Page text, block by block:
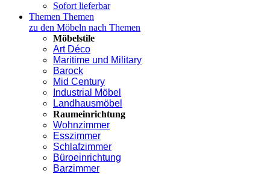
Sofort lieferbar
Themen Themen
zu den Möbeln nach Themen
Möbelstile
Art Déco
Maritime und Military
Barock
Mid Century
Industrial Möbel
Landhausmöbel
Raumeinrichtung
Wohnzimmer
Esszimmer
Schlafzimmer
Büroeinrichtung
Barzimmer